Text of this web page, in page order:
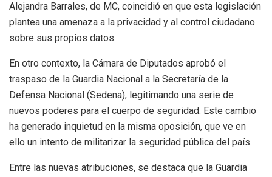
Alejandra Barrales, de MC, coincidió en que esta legislación
plantea una amenaza a la privacidad y al control ciudadano
sobre sus propios datos.
En otro contexto, la Cámara de Diputados aprobó el
traspaso de la Guardia Nacional a la Secretaría de la
Defensa Nacional (Sedena), legitimando una serie de
nuevos poderes para el cuerpo de seguridad. Este cambio
ha generado inquietud en la misma oposición, que ve en
ello un intento de militarizar la seguridad pública del país.
Entre las nuevas atribuciones, se destaca que la Guardia